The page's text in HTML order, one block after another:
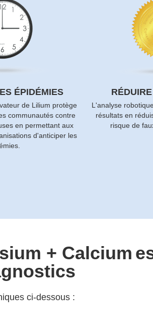
ÉPIDÉMIES
de Lilium protège
communautés contre
en permettant aux
d'anticiper les
L'analyse
résultats en
risque de
+ Calcium
ci-dessous :